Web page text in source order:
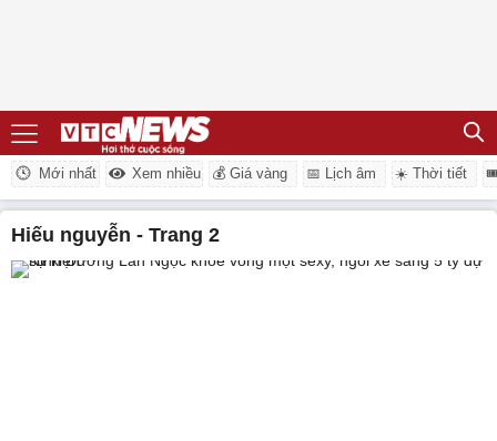
Mới nhất Xem nhiều 💰 Giá vàng 📅 Lịch âm ☀️ Thời tiết
hiếu nguyễn - Trang 2